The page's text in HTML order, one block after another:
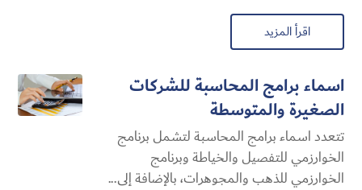
اقرأ المزيد
اسماء برامج المحاسبة للشركات
الصغيرة والمتوسطة
تتعدد اسماء برامج المحاسبة لتشمل برنامج
الخوارزمي للتفصيل والخياطة وبرنامج
الخوارزمي للذهب والمجوهرات، بالإضافة إلى...